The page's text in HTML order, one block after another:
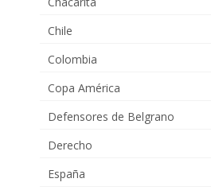
Chile
Colombia
Copa América
Defensores de Belgrano
Derecho
España